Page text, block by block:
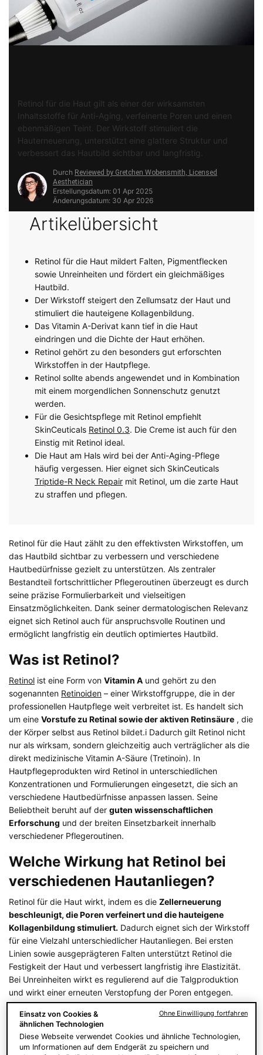
Retinol für die Haut gilt als einer der wirksamsten
Inhaltsstoffe für Anti-Aging, verfeinerte Poren und einen
ebenmäßigen Teint. Der Wirkstoff stimuliert die
Hauterneuerung, unterstützt eine glattere Struktur und
verbessert das Hautbild sichtbar und langfristig.
Durch Reviewed by Gretchen Wobensmith, Licensed
Aesthetician
Erstellungsdatum: 01 Apr 2025
Änderungsdatum: 30 Apr 2026
Artikelübersicht
Retinol für die Haut mildert Falten, Pigmentflecken
sowie Unreinheiten und fördert ein gleichmäßiges
Hautbild.
Der Wirkstoff steigert den Zellumsatz der Haut und
stimuliert die hauteigene Kollagenbildung.
Das Vitamin A-Derivat kann tief in die Haut
eindringen und die Dichte der Haut erhöhen.
Retinol gehört zu den besonders gut erforschten
Wirkstoffen in der Hautpflege.
Retinol sollte abends angewendet und in Kombination
mit einem morgendlichen Sonnenschutz genutzt
werden.
Für die Gesichtspflege mit Retinol empfiehlt
SkinCeuticals Retinol 0.3. Die Creme ist auch für den
Einstig mit Retinol ideal.
Die Haut am Hals wird bei der Anti-Aging-Pflege
häufig vergessen. Hier eignet sich SkinCeuticals
Triptide-R Neck Repair mit Retinol, um die zarte Haut
zu straffen und pflegen.
Retinol für die Haut zählt zu den effektivsten Wirkstoffen, um
das Hautbild sichtbar zu verbessern und verschiedene
Hautbedürfnisse gezielt zu unterstützen. Als zentraler
Bestandteil fortschrittlicher Pflegeroutinen überzeugt es durch
seine präzise Formulierbarkeit und vielseitigen
Einsatzmöglichkeiten. Dank seiner dermatologischen Relevanz
eignet sich Retinol auch für anspruchsvolle Routinen und
ermöglicht langfristig ein deutlich optimiertes Hautbild.
Was ist Retinol?
Retinol ist eine Form von Vitamin A und gehört zu den
sogenannten Retinoiden – einer Wirkstoffgruppe, die in der
professionellen Hautpflege weit verbreitet ist. Es handelt sich
um eine Vorstufe zu Retinal sowie der aktiven Retinsäure , die
der Körper selbst aus Retinol bildet.i Dadurch gilt Retinol nicht
nur als wirksam, sondern gleichzeitig auch verträglicher als die
direkt medizinische Vitamin A-Säure (Tretinoin). In
Hautpflegeprodukten wird Retinol in unterschiedlichen
Konzentrationen und Formulierungen eingesetzt, die sich an
verschiedene Hautbedürfnisse anpassen lassen. Seine
Beliebtheit beruht auf der guten wissenschaftlichen
Erforschung und der breiten Einsetzbarkeit innerhalb
verschiedener Pflegeroutinen.
Welche Wirkung hat Retinol bei
verschiedenen Hautanliegen?
Retinol für die Haut wirkt, indem es die Zellerneuerung
beschleunigt, die Poren verfeinert und die hauteigene
Kollagenbildung stimuliert. Dadurch eignet sich der Wirkstoff
für eine Vielzahl unterschiedlicher Hautanliegen. Bei ersten
Linien sowie ausgeprägteren Falten unterstützt Retinol die
Festigkeit der Haut und verbessert langfristig ihre Elastizität.
Bei Unreinheiten wirkt es regulierend auf die Talgproduktion
und wirkt einer erneuten Verstopfung der Poren entgegen.
Pigmentflecken werden nach und nach aufgehellt, raue oder
verdickte Hautbereiche erhalten mehr Geschmeidigkeit und
wirken ebenmäßiger. Durch seine breitgefächerte Wirksamkeit
bietet Retinol Vorteilefür verschiedene Hauttypenund ihre
Einsatz von Cookies &
ähnlichen Technologien
Diese Webseite verwendet Cookies und ähnliche Technologien,
um Informationen auf dem Endgerät zu speichern und
Ohne Einwilligung fortfahren